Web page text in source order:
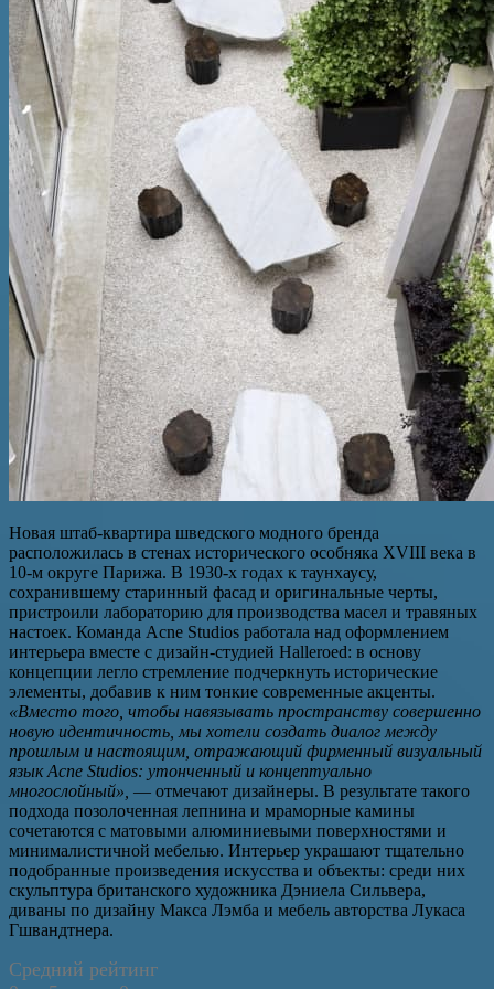
Новая штаб-квартира шведского модного бренда
расположилась в стенах исторического особняка XVIII века в
10-м округе Парижа. В 1930-х годах к таунхаусу,
сохранившему старинный фасад и оригинальные черты,
пристроили лабораторию для производства масел и травяных
настоек. Команда Acne Studios работала над оформлением
интерьера вместе с дизайн-студией Halleroed: в основу
концепции легло стремление подчеркнуть исторические
элементы, добавив к ним тонкие современные акценты.
«Вместо того, чтобы навязывать пространству совершенно
новую идентичность, мы хотели создать диалог между
прошлым и настоящим, отражающий фирменный визуальный
язык Acne Studios: утонченный и концептуально
многослойный», — отмечают дизайнеры. В результате такого
подхода позолоченная лепнина и мраморные камины
сочетаются с матовыми алюминиевыми поверхностями и
минималистичной мебелью. Интерьер украшают тщательно
подобранные произведения искусства и объекты: среди них
скульптура британского художника Дэниела Сильвера,
диваны по дизайну Макса Лэмба и мебель авторства Лукаса
Гшвандтнера.
Средний рейтинг